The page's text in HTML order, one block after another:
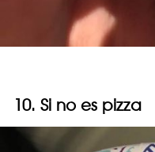
10. Si no es pizza